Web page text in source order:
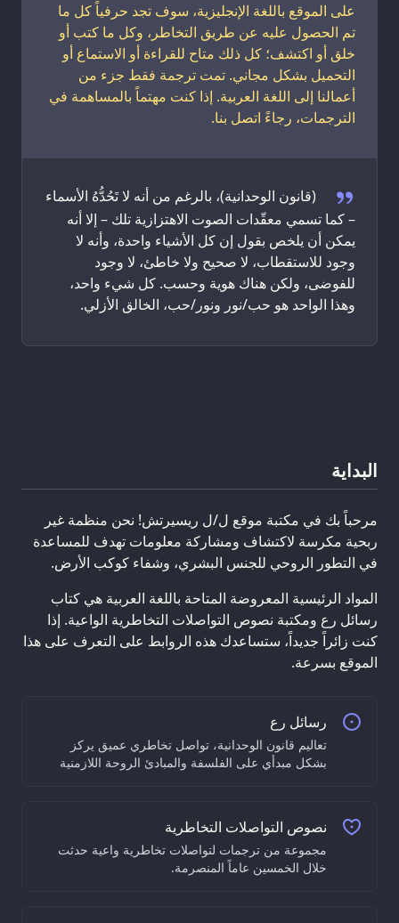
على الموقع باللغة الإنجليزية، سوف تجد حرفياً كل ما
تم الحصول عليه عن طريق التخاطر، وكل ما كتب أو
خلق أو اكتشف؛ كل ذلك متاح للقراءة أو الاستماع أو
التحميل بشكل مجاني. تمت ترجمة فقط جزء من
أعمالنا إلى اللغة العربية. إذا كنت مهتماً بالمساهمة في
الترجمات، رجاءً اتصل بنا.
Welcoming Quote
(قانون الوحدانية)، بالرغم من أنه لا تَحُدُّهُ الأسماء
– كما تسمي معقّدات الصوت الاهتزازية تلك – إلا أنه
يمكن أن يلخص بقول إن كل الأشياء واحدة، وأنه لا
وجود للاستقطاب، لا صحيح ولا خاطئ، لا وجود
للفوضى، ولكن هناك هوية وحسب. كل شيء واحد،
وهذا الواحد هو حب/نور ونور/حب، الخالق الأزلي.
البداية
مرحباً بك في مكتبة موقع ل/ل ريسيرتش! نحن منظمة غير
ربحية مكرسة لاكتشاف ومشاركة معلومات تهدف للمساعدة
في التطور الروحي للجنس البشري، وشفاء كوكب الأرض.
المواد الرئيسية المعروضة المتاحة باللغة العربية هي كتاب
رسائل رع ومكتبة نصوص التواصلات التخاطرية الواعية. إذا
كنت زائراً جديداً، ستساعدك هذه الروابط على التعرف على هذا
الموقع بسرعة.
رسائل رع
تعاليم قانون الوحدانية، تواصل تخاطري عميق يركز
بشكل مبدأي على الفلسفة والمبادئ الروحة اللازمنية
نصوص التواصلات التخاطرية
مجموعة من ترجمات لتواصلات تخاطرية واعية حدثت
خلال الخمسين عاماً المنصرمة.